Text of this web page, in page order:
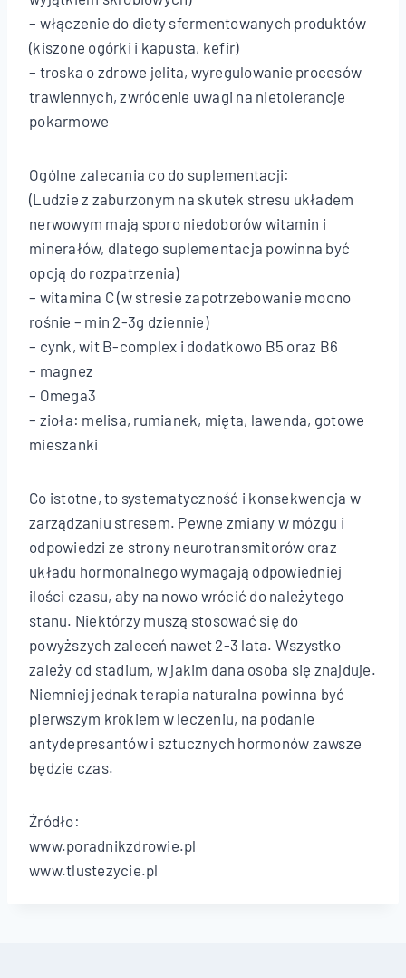
– włączenie do diety sfermentowanych produktów
(kiszone ogórki i kapusta, kefir)
– troska o zdrowe jelita, wyregulowanie procesów
trawiennych, zwrócenie uwagi na nietolerancje
pokarmowe
Ogólne zalecania co do suplementacji:
(Ludzie z zaburzonym na skutek stresu układem
nerwowym mają sporo niedoborów witamin i
minerałów, dlatego suplementacja powinna być
opcją do rozpatrzenia)
– witamina C (w stresie zapotrzebowanie mocno
rośnie – min 2-3g dziennie)
– cynk, wit B-complex i dodatkowo B5 oraz B6
– magnez
– Omega3
– zioła: melisa, rumianek, mięta, lawenda, gotowe
mieszanki
Co istotne, to systematyczność i konsekwencja w
zarządzaniu stresem. Pewne zmiany w mózgu i
odpowiedzi ze strony neurotransmitorów oraz
układu hormonalnego wymagają odpowiedniej
ilości czasu, aby na nowo wrócić do należytego
stanu. Niektórzy muszą stosować się do
powyższych zaleceń nawet 2-3 lata. Wszystko
zależy od stadium, w jakim dana osoba się znajduje.
Niemniej jednak terapia naturalna powinna być
pierwszym krokiem w leczeniu, na podanie
antydepresantów i sztucznych hormonów zawsze
będzie czas.
Źródło:
www.poradnikzdrowie.pl
www.tlustezycie.pl